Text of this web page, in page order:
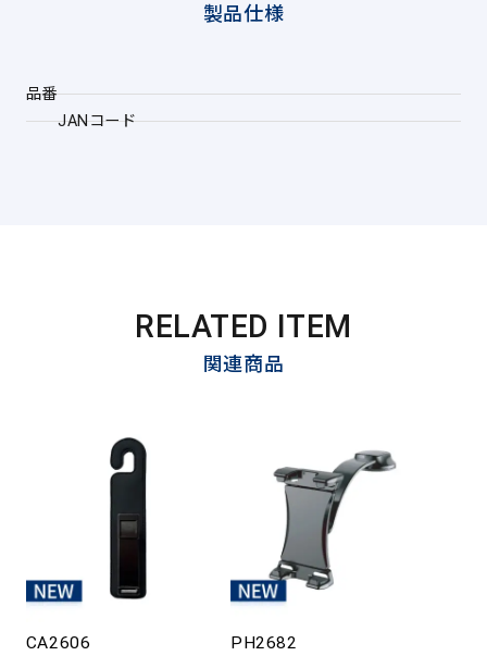
製品仕様
品番
JANコード
RELATED ITEM
関連商品
CA2606
PH2682